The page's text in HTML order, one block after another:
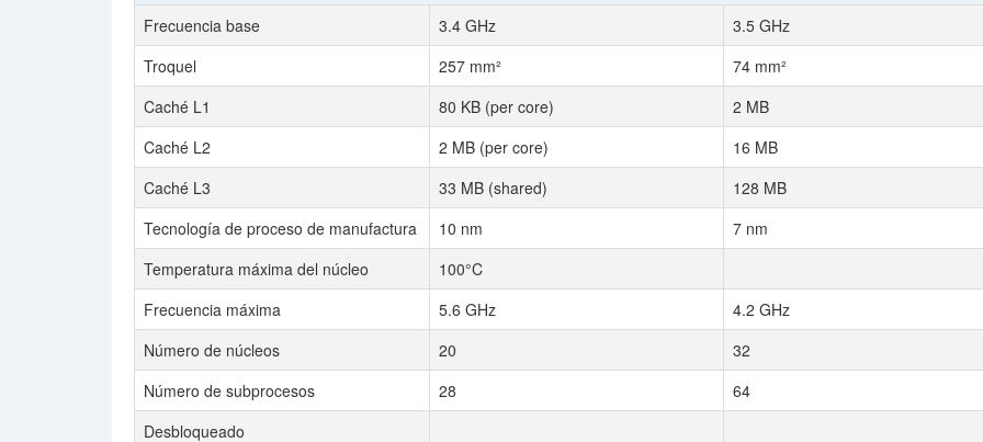
Frecuencia base 3.4 GHz
3.5 GHz
Troquel
257 mm²
74 mm²
Caché L1
80 KB (per core)
2 MB
Caché L2
2 MB (per core)
16 MB
Caché L3
33 MB (shared)
128 MB
Tecnología de proceso de manufactura
10 nm
7 nm
Temperatura máxima del núcleo
100°C
Frecuencia máxima
5.6 GHz
4.2 GHz
Número de núcleos
20
32
Número de subprocesos
28
64
Desbloqueado